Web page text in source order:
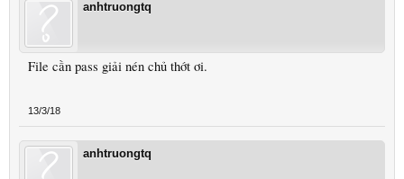
anhtruongtq
File cần pass giải nén chủ thớt ơi.
13/3/18
anhtruongtq